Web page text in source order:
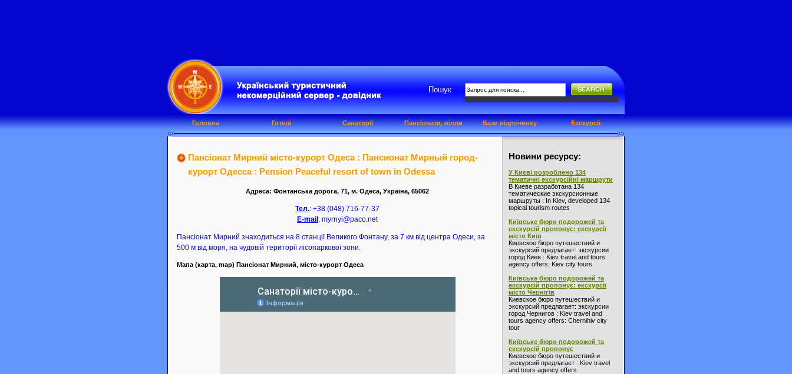
Новини ресурсу:
У Києві розроблено 134
тематичні екскурсійні маршрути
В Киеве разработана 134
тематические экскурсионные
маршруты : In Kiev, developed 134
topical tourism routes
Київське бюро подорожей та
екскурсій пропонує: екскурсії
місто Київ
Киевское бюро путешествий и
экскурсий предлагает: экскурсии
город Киев : Kiev travel and tours
agency offers: Kiev city tours
Київське бюро подорожей та
екскурсій пропонує: екскурсії
місто Чернігів
Киевское бюро путешествий и
экскурсий предлагает: экскурсии
город Чернигов : Kiev travel and
tours agency offers: Chernihiv city
tour
Київське бюро подорожей та
екскурсій пропонує
Киевское бюро путешествий и
экскурсий предлагает : Kiev travel
and tours agency offers
Пансіонат Мирний місто-курорт Одеса : Пансионат Мирный город-
курорт Одесса : Pension Peaceful resort of town in Odessa
Адреса: Фонтанська дорога, 71, м. Одеса, Україна, 65062
Тел.: +38 (048) 716-77-37
Е-mail: myrnyi@paco.net
Пансіонат Мирний знаходиться на 8 станції Великого Фонтану, за 7 км від центра Одеси, за
500 м від моря, на чудовій території лісопаркової зони.
Мапа (карта, map) Пансіонат Мирний, місто-курорт Одеса
Пошук
Головна Готелі Санаторії Пансіонати, вілли Бази відпочинку Екскурсії